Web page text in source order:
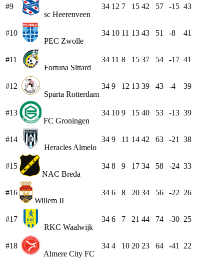
#9
sc Heerenveen
34 12 7 15 42 57 -15 43
#10
PEC Zwolle
34 10 11 13 43 51 -8 41
#11
Fortuna Sittard
34 11 8 15 37 54 -17 41
#12
Sparta Rotterdam
34 9 12 13 39 43 -4 39
#13
FC Groningen
34 10 9 15 40 53 -13 39
#14
Heracles Almelo
34 9 11 14 42 63 -21 38
#15
NAC Breda
34 8 9 17 34 58 -24 33
#16
Willem II
34 6 8 20 34 56 -22 26
#17
RKC Waalwijk
34 6 7 21 44 74 -30 25
#18
Almere City FC
34 4 10 20 23 64 -41 22